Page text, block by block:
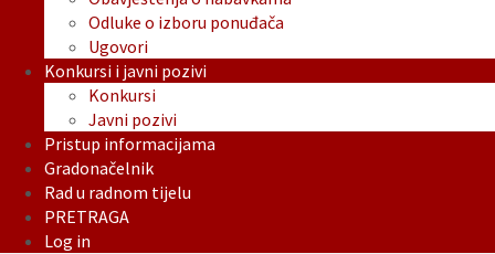
Odluke o izboru ponuđača
Ugovori
Konkursi i javni pozivi
Konkursi
Javni pozivi
Pristup informacijama
Gradonačelnik
Rad u radnom tijelu
PRETRAGA
Log in